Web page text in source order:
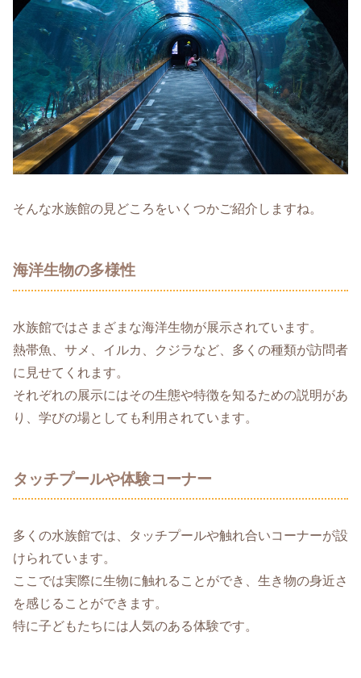
そんな水族館の見どころをいくつかご紹介しますね。
海洋生物の多様性
水族館ではさまざまな海洋生物が展示されています。
熱帯魚、サメ、イルカ、クジラなど、多くの種類が訪問者
に見せてくれます。
それぞれの展示にはその生態や特徴を知るための説明があ
り、学びの場としても利用されています。
タッチプールや体験コーナー
多くの水族館では、タッチプールや触れ合いコーナーが設
けられています。
ここでは実際に生物に触れることができ、生き物の身近さ
を感じることができます。
特に子どもたちには人気のある体験です。